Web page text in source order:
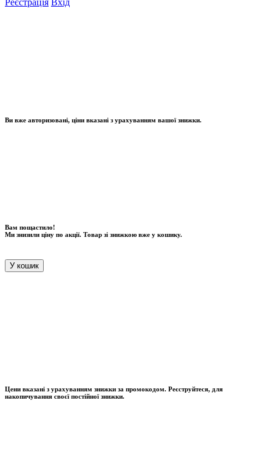
Ви вже авторизовані, ціни вказані з урахуванням вашої знижки.
Вам пощастило!
Ми знизили ціну по акції. Товар зі знижкою вже у кошику.
У кошик
Цени вказані з урахуванням знижки за промокодом. Реєструйтеся, для
накопичування своєї постійної знижки.